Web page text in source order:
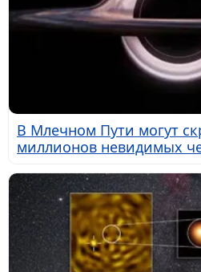
В Млечном Пути могут
миллионов невидимых